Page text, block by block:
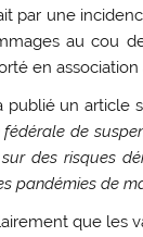
par une
au cou
en association
publié un article
de
des risques
pandémies de
que les